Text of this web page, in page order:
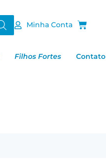
Minha Conta
Filhos Fortes Contato